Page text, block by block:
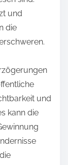
und
die
und
kann die